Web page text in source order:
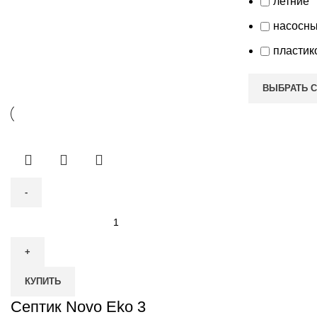
ВЫБРАТЬ
Септик
Eko
3
КУПИТЬ
Септик Novo Eko 3